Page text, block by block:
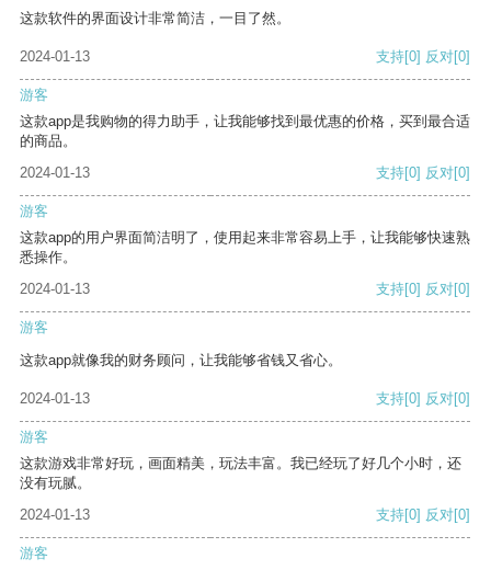
这款软件的界面设计非常简洁，一目了然。
2024-01-13 支持[0] 反对[0]
游客
这款app是我购物的得力助手，让我能够找到最优惠的价格，买到最合适
的商品。
2024-01-13
支持[0] 反对[0]
游客
这款app的用户界面简洁明了，使用起来非常容易上手，让我能够快速熟
悉操作。
2024-01-13
支持[0] 反对[0]
游客
这款app就像我的财务顾问，让我能够省钱又省心。
2024-01-13 支持[0] 反对[0]
游客
这款游戏非常好玩，画面精美，玩法丰富。我已经玩了好几个小时，还
没有玩腻。
2024-01-13
支持[0] 反对[0]
游客